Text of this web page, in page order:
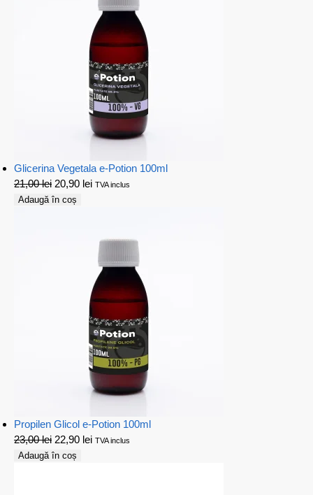
Glicerina Vegetala e-Potion 100ml
21,00lei 20,90 lei TVA inclus
Adaugă în coș
Propilen Glicol e-Potion 100ml
23,00lei 22,90 lei TVA inclus
Adaugă în coș